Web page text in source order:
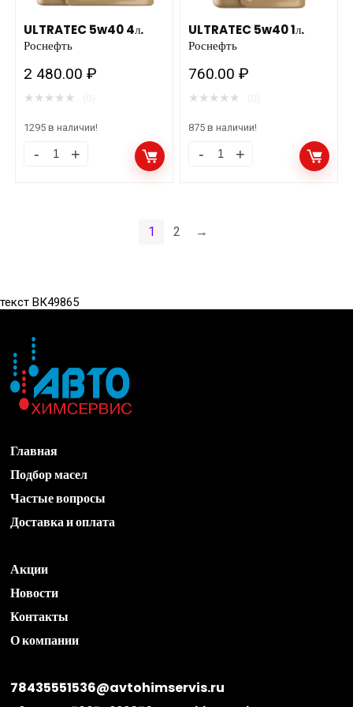
количество
количество
ULTRATEC 5w40 4л.
Роснефть
2 480.00₽
★ ★ ★ ★ ★
ULTRATEC
1295 в наличии!
ULTRATEC 5w40 1л.
Роснефть
760.00₽
★ ★ ★ ★ ★
ULTRATEC
количество
875 в наличии!
1 2 →
текст ВК49865
Главная
Подбор масел
Частые вопросы
Доставка и оплата
Акции
Новости
Контакты
О компании
78435551536@avtohimservis.ru